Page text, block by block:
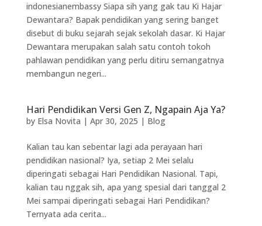
indonesianembassy Siapa sih yang gak tau Ki Hajar
Dewantara? Bapak pendidikan yang sering banget
disebut di buku sejarah sejak sekolah dasar. Ki Hajar
Dewantara merupakan salah satu contoh tokoh
pahlawan pendidikan yang perlu ditiru semangatnya
membangun negeri...
Hari Pendidikan Versi Gen Z, Ngapain Aja Ya?
by Elsa Novita | Apr 30, 2025 | Blog
Kalian tau kan sebentar lagi ada perayaan hari
pendidikan nasional? Iya, setiap 2 Mei selalu
diperingati sebagai Hari Pendidikan Nasional. Tapi,
kalian tau nggak sih, apa yang spesial dari tanggal 2
Mei sampai diperingati sebagai Hari Pendidikan?
Ternyata ada cerita...